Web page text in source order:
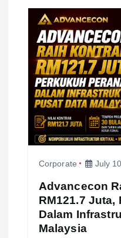
Corporate July
Advancecon
RM121.7
Dalam
Malaysia